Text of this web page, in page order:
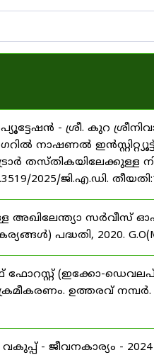
- ശ്രീ. കുറ
നാഷണൽ
തസ്തികയിലേക്കുള്ള
2025/ജി.എ.ഡി.
അഖിലേന്ത്യാ സർവീസ്
പദ്ധതി, 2020.
ഫോറസ്റ്റ് (ഇക്കോ-
ഉത്തരവ് നമ്പർ.
- ജീവനകാര്യം -